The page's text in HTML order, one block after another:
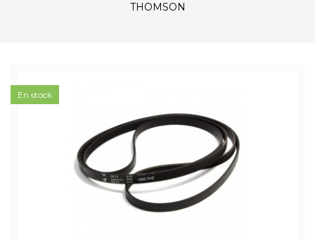
THOMSON
En stock